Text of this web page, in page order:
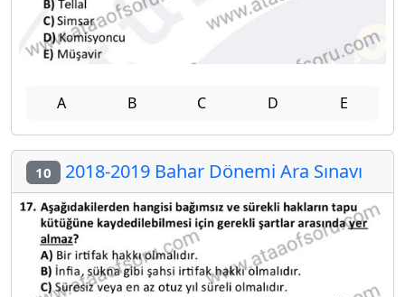
A B C D E
10 2018-2019 Bahar Dönemi Ara Sınavı